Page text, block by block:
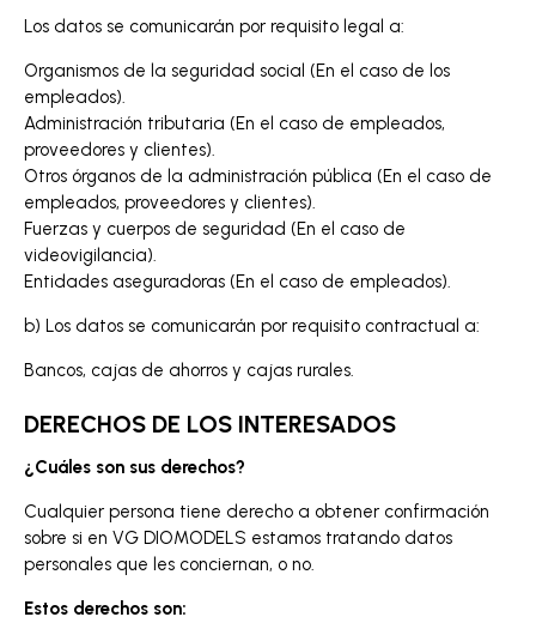
Los datos se comunicarán por requisito legal a:
Organismos de la seguridad social (En el caso de los
empleados).
Administración tributaria (En el caso de empleados,
proveedores y clientes).
Otros órganos de la administración pública (En el caso de
empleados, proveedores y clientes).
Fuerzas y cuerpos de seguridad (En el caso de
videovigilancia).
Entidades aseguradoras (En el caso de empleados).
b) Los datos se comunicarán por requisito contractual a:
Bancos, cajas de ahorros y cajas rurales.
DERECHOS DE LOS INTERESADOS
¿Cuáles son sus derechos?
Cualquier persona tiene derecho a obtener confirmación
sobre si en VG DIOMODELS estamos tratando datos
personales que les conciernan, o no.
Estos derechos son: